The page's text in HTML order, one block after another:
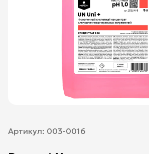
Артикул: 003-0016